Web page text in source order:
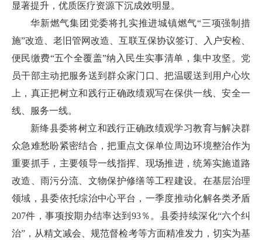
显著提升，优质医疗资源下沉成效明显。
华新燃气集团党委将扎实推进城镇燃气“三项强制措
施”改造、老旧管网改造、互联互保协议签订、入户安检、
便民缴费“五个全覆盖”纳入民生实事清单，集中攻坚。党
员干部主动把服务送到群众家门口、把温暖送到用户心坎
上，真正把树立和践行正确政绩观写在保供一线、安全一
线、服务一线。
新绛县委将树立和践行正确政绩观学习教育与解决群
众急难愁盼紧密结合，把重点文保单位周边环境整治作为
重要抓手，主要领导一线指挥、现场推进，统筹实施道路
改造、雨污分流、文物保护修缮等工程建设。在基层治理
领域，县委依托综治中心平台，一季度推动化解各类矛盾
207件，事项按期办结率达到93％。县委持续深化“六个纠
治”，从精文减会、规范督检考等方面精准发力，切实为基